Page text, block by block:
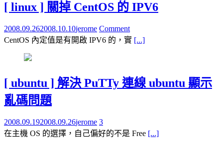
[ linux ] 關掉 CentOS 的 IPV6
2008.09.262008.10.10jerome Comment
CentOS 內定值是有開啟 IPV6 的，實 [...]
[ ubuntu ] 解決 PuTTy 連線 ubuntu 顯示
亂碼問題
2008.09.192008.09.26jerome 3
在主機 OS 的選擇，自己偏好的不是 Free [...]